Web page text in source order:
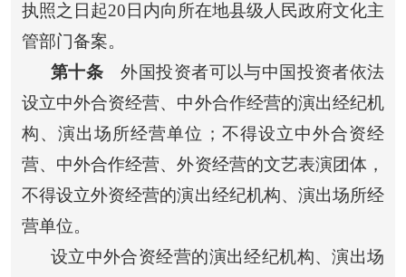
执照之日起20日内向所在地县级人民政府文化主
管部门备案。
第十条 外国投资者可以与中国投资者依法
设立中外合资经营、中外合作经营的演出经纪机
构、演出场所经营单位；不得设立中外合资经
营、中外合作经营、外资经营的文艺表演团体，
不得设立外资经营的演出经纪机构、演出场所经
营单位。
设立中外合资经营的演出经纪机构、演出场